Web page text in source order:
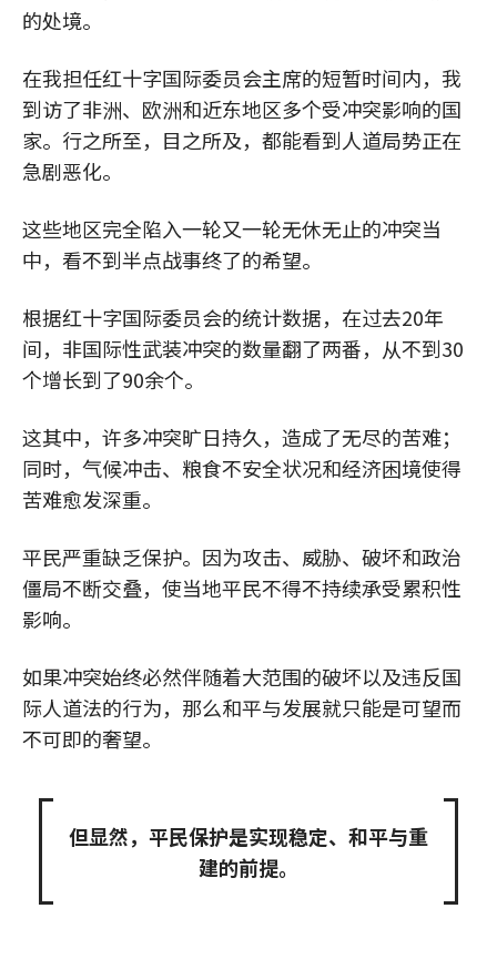
的处境。
在我担任红十字国际委员会主席的短暂时间内，我
到访了非洲、欧洲和近东地区多个受冲突影响的国
家。行之所至，目之所及，都能看到人道局势正在
急剧恶化。
这些地区完全陷入一轮又一轮无休无止的冲突当
中，看不到半点战事终了的希望。
根据红十字国际委员会的统计数据，在过去20年
间，非国际性武装冲突的数量翻了两番，从不到30
个增长到了90余个。
这其中，许多冲突旷日持久，造成了无尽的苦难；
同时，气候冲击、粮食不安全状况和经济困境使得
苦难愈发深重。
平民严重缺乏保护。因为攻击、威胁、破坏和政治
僵局不断交叠，使当地平民不得不持续承受累积性
影响。
如果冲突始终必然伴随着大范围的破坏以及违反国
际人道法的行为，那么和平与发展就只能是可望而
不可即的奢望。
但显然，平民保护是实现稳定、和平与重
建的前提。